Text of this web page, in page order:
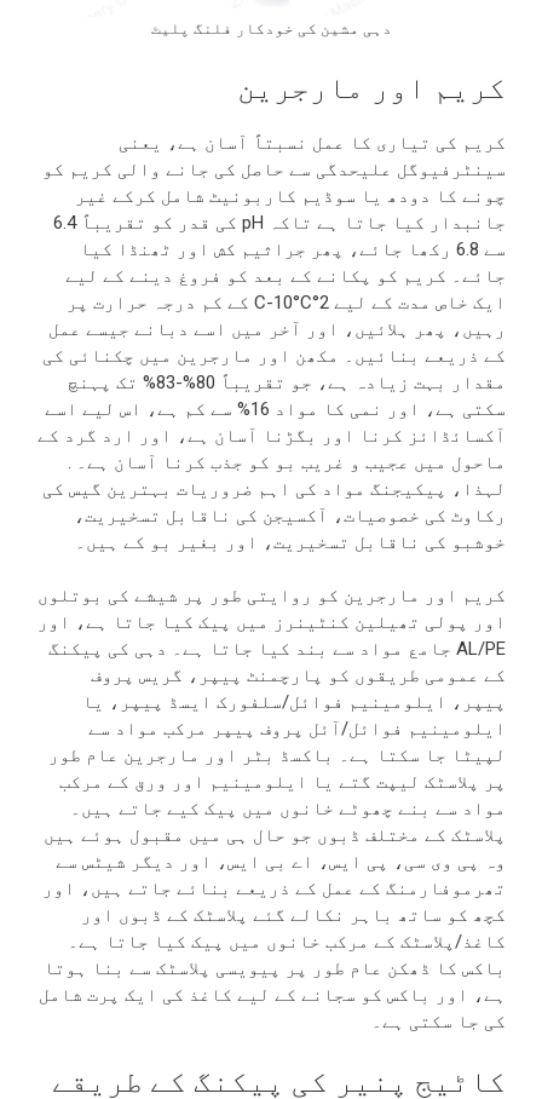
دہی مشین کی خودکار فلنگ پلیٹ
کریم اور مارجرین
کریم کی تیاری کا عمل نسبتاً آسان ہے، یعنی
سینٹرفیوگل علیحدگی سے حاصل کی جانے والی کریم کو
چونے کا دودھ یا سوڈیم کاربونیٹ شامل کرکے غیر
جانبدار کیا جاتا ہے تاکہ pH کی قدر کو تقریباً 6.4
سے 6.8 رکھا جائے، پھر جراثیم کش اور ٹھنڈا کیا
جائے۔ کریم کو پکانے کے بعد کو فروغ دینے کے لیے
ایک خاص مدت کے لیے 2°C-10°C کے کم درجہ حرارت پر
رہیں، پھر ہلائیں، اور آخر میں اسے دبانے جیسے عمل
کے ذریعے بنائیں۔ مکھن اور مارجرین میں چکنائی کی
مقدار بہت زیادہ ہے، جو تقریباً 80%-83% تک پہنچ
سکتی ہے، اور نمی کا مواد 16% سے کم ہے، اس لیے اسے
آکسائڈائز کرنا اور بگڑنا آسان ہے، اور ارد گرد کے
ماحول میں عجیب و غریب بو کو جذب کرنا آسان ہے۔ .
لہذا، پیکیجنگ مواد کی اہم ضروریات بہترین گیس کی
رکاوٹ کی خصوصیات، آکسیجن کی ناقابل تسخیریت،
خوشبو کی ناقابل تسخیریت، اور بغیر بو کے ہیں۔
کریم اور مارجرین کو روایتی طور پر شیشے کی بوتلوں
اور پولی تھیلین کنٹینرز میں پیک کیا جاتا ہے، اور
AL/PE جامع مواد سے بند کیا جاتا ہے۔ دہی کی پیکنگ
کے عمومی طریقوں کو پارچمنٹ پیپر، گریس پروف
پیپر، ایلومینیم فوائل/سلفورک ایسڈ پیپر، یا
ایلومینیم فوائل/آئل پروف پیپر مرکب مواد سے
لپیٹا جا سکتا ہے۔ باکسڈ بٹر اور مارجرین عام طور
پر پلاسٹک لیپت گتے یا ایلومینیم اور ورق کے مرکب
مواد سے بنے چھوٹے خانوں میں پیک کیے جاتے ہیں۔
پلاسٹک کے مختلف ڈبوں جو حال ہی میں مقبول ہوئے ہیں
وہ پی وی سی، پی ایس، اے بی ایس، اور دیگر شیٹس سے
تھرموفارمنگ کے عمل کے ذریعے بنائے جاتے ہیں، اور
کچھ کو ساتھ باہر نکالے گئے پلاسٹک کے ڈبوں اور
کاغذ/پلاسٹک کے مرکب خانوں میں پیک کیا جاتا ہے۔
باکس کا ڈھکن عام طور پر پیویسی پلاسٹک سے بنا ہوتا
ہے، اور باکس کو سجانے کے لیے کاغذ کی ایک پرت شامل
کی جا سکتی ہے۔
کاٹیج پنیر کی پیکنگ کے طریقے